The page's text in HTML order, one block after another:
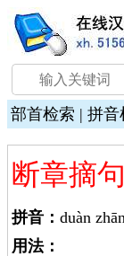
部首检索 | 拼音
断章摘句
拼音： duàn
用法：